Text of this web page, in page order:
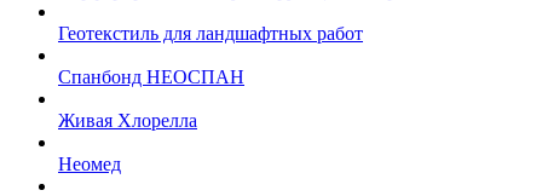
Геотекстиль для ландшафтных работ
Спанбонд НЕОСПАН
Живая Хлорелла
Нeомед